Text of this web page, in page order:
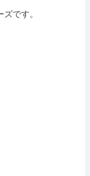
です。